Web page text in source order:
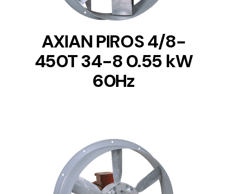
AXIAN PIROS 4/8-
450T 34-8 0.55 kW
60Hz